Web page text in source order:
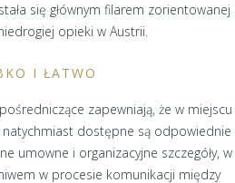
się głównym filarem zorientowanej
opieki w Austrii.
I ŁATWO
zapewniają, że w miejscu
dostępne są odpowiednie
umowne i organizacyjne szczegóły, w
w procesie komunikacji między